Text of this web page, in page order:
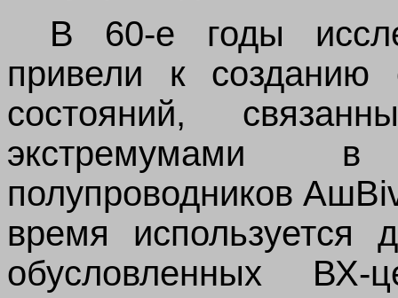
В 60-е годы
привели к
состояний,
экстремумами
полупроводников
время используется
обусловленных